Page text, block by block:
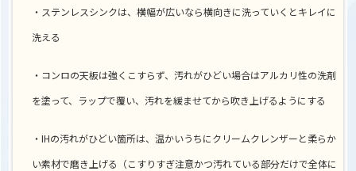
・ステンレスシンクは、横幅が広いなら横向きに洗っていくとキレイに
洗える
・コンロの天板は強くこすらず、汚れがひどい場合はアルカリ性の洗剤
を塗って、ラップで覆い、汚れを緩ませてから吹き上げるようにする
・IHの汚れがひどい箇所は、温かいうちにクリームクレンザーと柔らか
い素材で磨き上げる（こすりすぎ注意かつ汚れている部分だけで全体に